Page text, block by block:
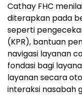
Cathay FHC
diterapkan pada
seperti
(KPR), bantuan
navigasi layanan
fondasi bagi
layanan secara
interaksi nasabah